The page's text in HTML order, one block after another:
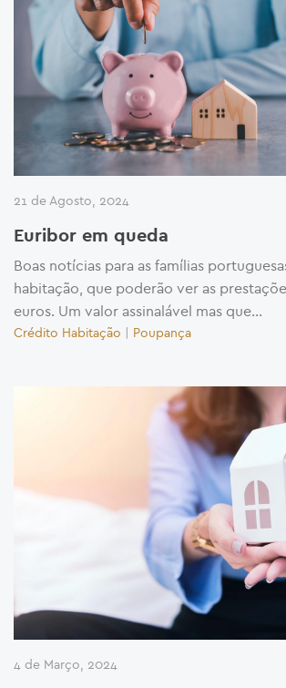
21 de Agosto, 2024
Euribor em queda
Boas notícias para as famílias
habitação, que poderão ver as
euros. Um valor assinalável mas que...
Crédito Habitação | Poupança
4 de Março, 2024